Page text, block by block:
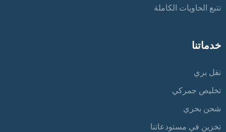
تتبع الحاويات الكاملة
خدماتنا
نقل بري
تخليص جمركي
شحن بحري
تخزين في مستودعاتنا